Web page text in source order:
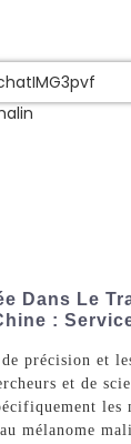
Dans Le
:
précision et
et de
les
mélanome